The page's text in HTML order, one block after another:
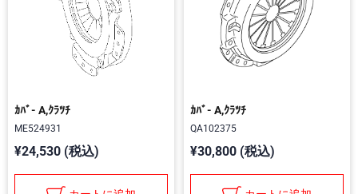
ｶﾊﾞ- A,ｸﾗﾂﾁ
ME524931
¥24,530 (税込)
ｶﾊﾞ- A,ｸﾗﾂﾁ
QA102375
¥30,800 (税込)